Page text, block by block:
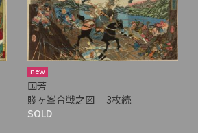
new
国芳
賤ヶ峯合戦之図 3枚続
SOLD